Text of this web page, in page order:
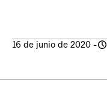
16 de junio de 2020 -